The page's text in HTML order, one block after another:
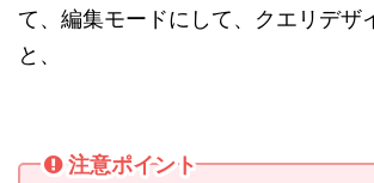
て、編集モードにして、クエリデザ
と、
注意ポイント